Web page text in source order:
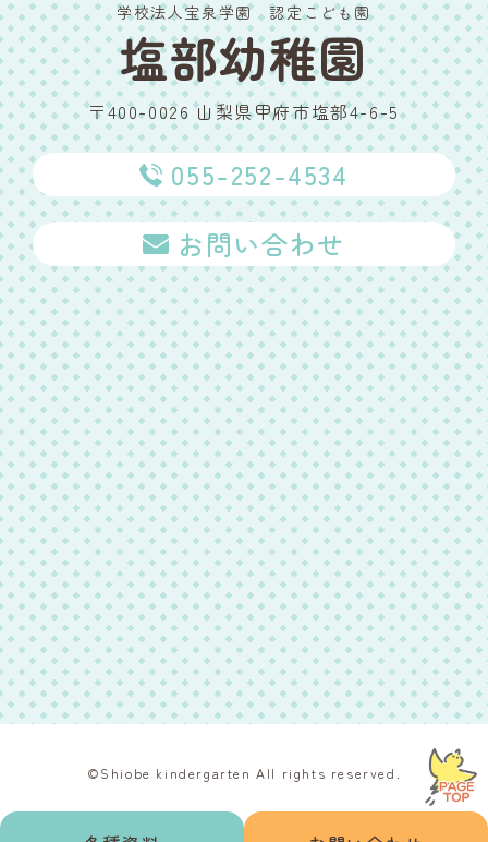
学校法人宝泉学園 認定こども園
塩部幼稚園
〒400-0026 山梨県甲府市塩部4-6-5
055-252-4534
お問い合わせ
©︎Shiobe kindergarten All rights reserved.